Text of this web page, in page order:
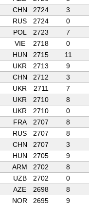
CHN 2724
3
RUS 2724
0
POL 2723
7
VIE 2718
0
HUN 2715
11
UKR 2713
9
CHN 2712
3
UKR 2711
7
UKR 2710
8
UKR 2710
0
FRA 2707
8
RUS 2707
8
CHN 2707
3
HUN 2705
9
ARM 2702
8
UZB 2702
0
AZE 2698
8
NOR 2695
9